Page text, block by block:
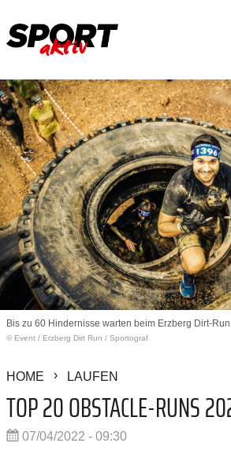
Bis zu 60 Hindernisse warten beim Erzberg Dirt-
© Event / Erzberg Dirt Run / Sportograf
HOME LAUFEN
TOP 20 OBSTACLE-RUNS
07/04/2022 - 09:30